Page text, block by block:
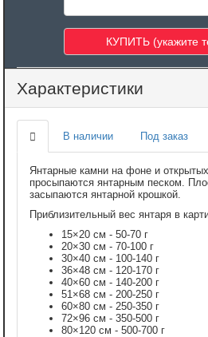
Характеристики
В наличии Под заказ
Янтарные камни на фоне и
просыпаются янтарным песком.
засыпаются янтарной крошкой.
Приблизительный вес янтаря в
15×20 см - 50-70 г
20×30 см - 70-100 г
30×40 см - 100-140 г
36×48 см - 120-170 г
40×60 см - 140-200 г
51×68 см - 200-250 г
60×80 см - 250-350 г
72×96 см - 350-500 г
80×120 см - 500-700 г